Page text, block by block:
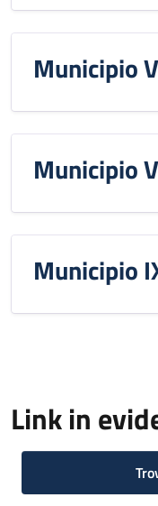
Municipio
Municipio
Municipio
Link in